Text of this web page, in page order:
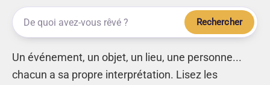
Rechercher
Un événement, un objet, un lieu, une personne...
chacun a sa propre interprétation. Lisez les